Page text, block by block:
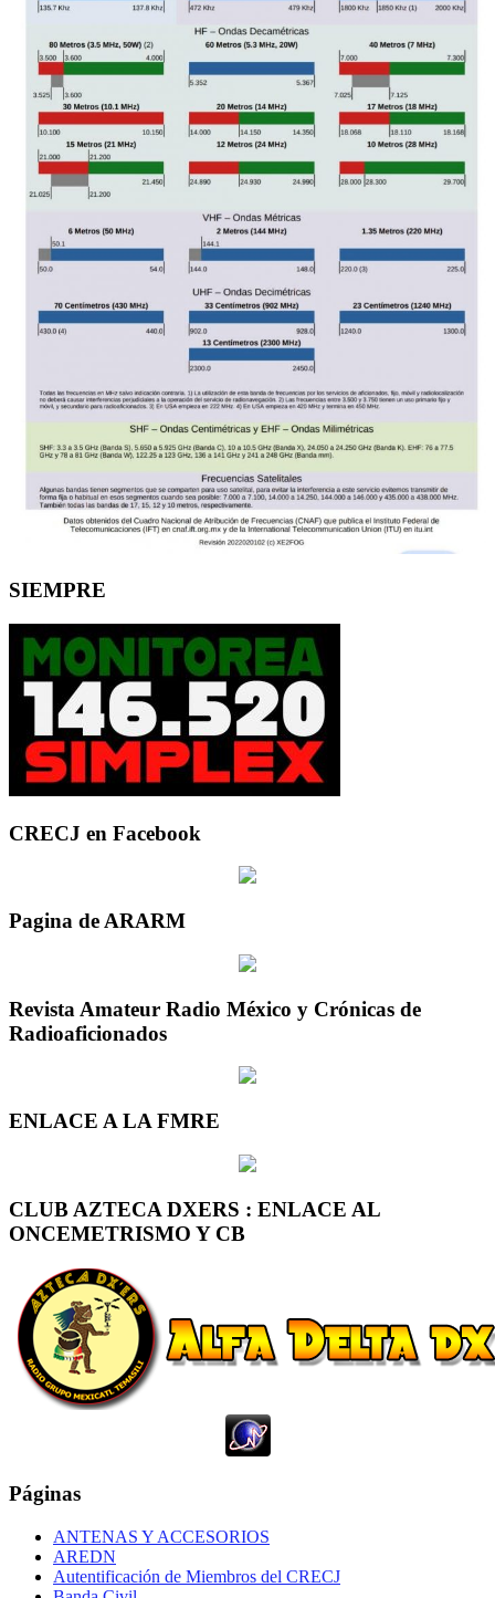
SIEMPRE
CRECJ en Facebook
Pagina de ARARM
Revista Amateur Radio México y Crónicas de
Radioaficionados
ENLACE A LA FMRE
CLUB AZTECA DXERS : ENLACE AL
ONCEMETRISMO Y CB
Páginas
ANTENAS Y ACCESORIOS
AREDN
Autentificación de Miembros del CRECJ